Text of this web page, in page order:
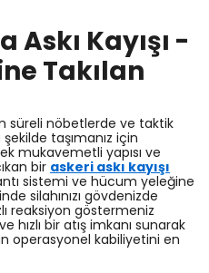
Askı Kayışı -
Takılan
süreli nöbetlerde ve taktik
taşımanız için
mukavemetli yapısı ve
bir askeri askı kayışı
sistemi ve hücum yeleğine
silahınızı gövdenizde
reaksiyon göstermeniz
bir atış imkanı sunarak
operasyonel kabiliyetini en